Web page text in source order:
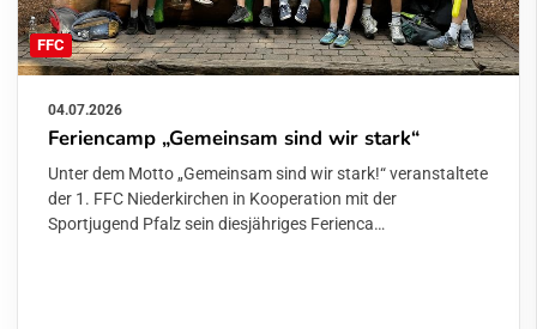
FFC
04.07.2026
Feriencamp „Gemeinsam sind wir stark“
Unter dem Motto „Gemeinsam sind wir stark!“ veranstaltete
der 1. FFC Niederkirchen in Kooperation mit der
Sportjugend Pfalz sein diesjähriges Ferienca…